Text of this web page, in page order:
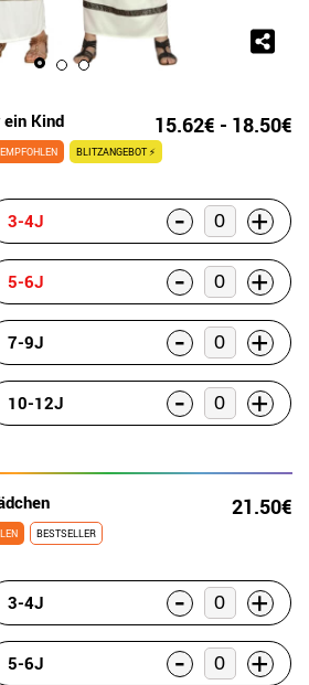
Kind 15.62€ - 18.50€
EMPFOHLEN BLITZANGEBOT ⚡
3-4J - +
5-6J - +
7-9J - +
10-12J - +
21.50€
BESTSELLER
3-4J - +
5-6J - +